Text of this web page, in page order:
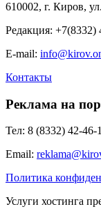
610002, г. Киров,
Редакция: +7(8332)
E-mail:
Контакты
Реклама на
Тел: 8 (8332) 42-46-
Email:
Политика
Услуги хостинга